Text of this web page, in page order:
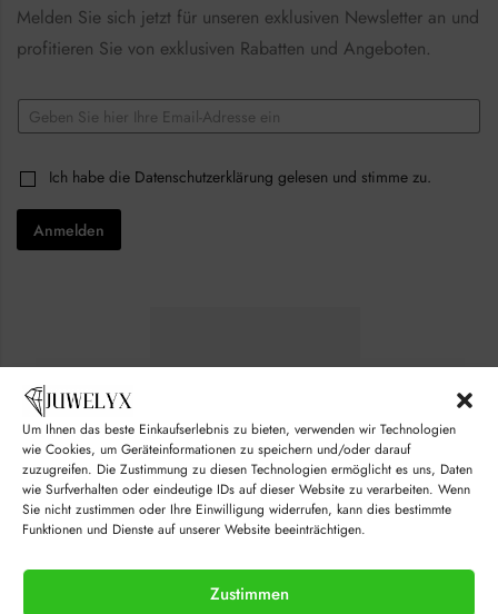
Um Ihnen das beste Einkaufserlebnis zu bieten, verwenden wir Technologien
wie Cookies, um Geräteinformationen zu speichern und/oder darauf
zuzugreifen. Die Zustimmung zu diesen Technologien ermöglicht es uns, Daten
wie Surfverhalten oder eindeutige IDs auf dieser Website zu verarbeiten. Wenn
Sie nicht zustimmen oder Ihre Einwilligung widerrufen, kann dies bestimmte
Funktionen und Dienste auf unserer Website beeinträchtigen.
Zustimmen
Melden Sie sich jetzt für unseren exklusiven Newsletter an und
profitieren Sie von exklusiven Rabatten und Angeboten.
e
k
b
o
e
h
c
k
b
o
x
e
E
m
lC
h
e
k
*
Ich habe die Datenschutzerklärung gelesen und stimme zu.
Anmelden